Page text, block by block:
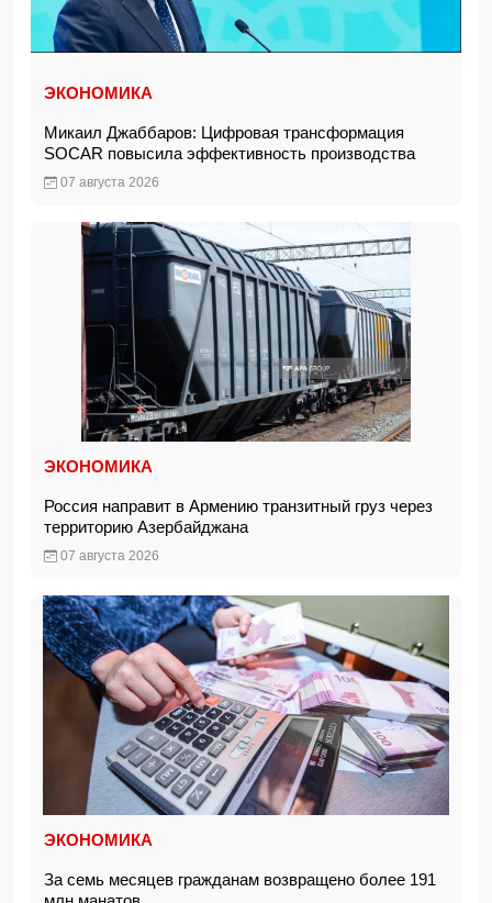
ЭКОНОМИКА
Микаил Джаббаров: Цифровая трансформация
SOCAR повысила эффективность производства
07 августа 2026
ЭКОНОМИКА
Россия направит в Армению транзитный груз через
территорию Азербайджана
07 августа 2026
ЭКОНОМИКА
За семь месяцев гражданам возвращено более 191